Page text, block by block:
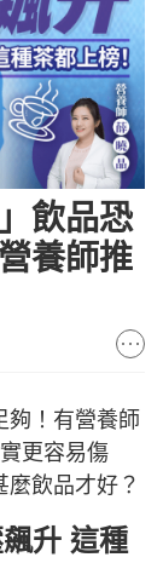
飲品恐
養師推
夠！有營養師
更容易傷
飲品才好？
升 這種